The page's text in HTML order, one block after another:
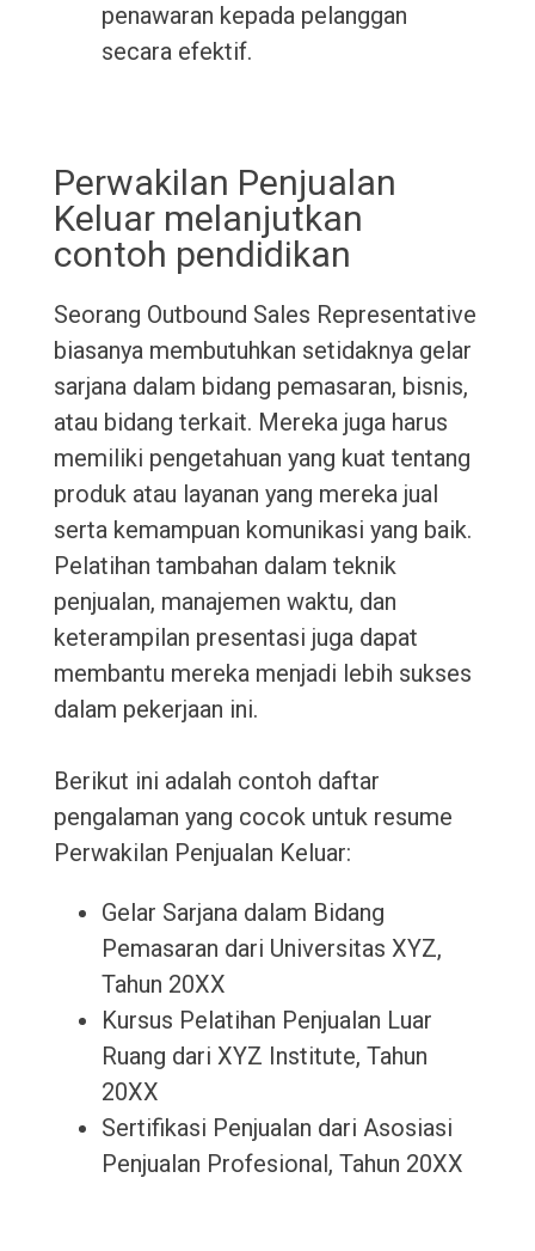
penawaran kepada pelanggan
secara efektif.
Perwakilan Penjualan
Keluar melanjutkan
contoh pendidikan
Seorang Outbound Sales Representative
biasanya membutuhkan setidaknya gelar
sarjana dalam bidang pemasaran, bisnis,
atau bidang terkait. Mereka juga harus
memiliki pengetahuan yang kuat tentang
produk atau layanan yang mereka jual
serta kemampuan komunikasi yang baik.
Pelatihan tambahan dalam teknik
penjualan, manajemen waktu, dan
keterampilan presentasi juga dapat
membantu mereka menjadi lebih sukses
dalam pekerjaan ini.
Berikut ini adalah contoh daftar
pengalaman yang cocok untuk resume
Perwakilan Penjualan Keluar:
Gelar Sarjana dalam Bidang
Pemasaran dari Universitas XYZ,
Tahun 20XX
Kursus Pelatihan Penjualan Luar
Ruang dari XYZ Institute, Tahun
20XX
Sertifikasi Penjualan dari Asosiasi
Penjualan Profesional, Tahun 20XX